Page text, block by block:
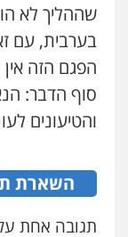
שההליך לא
בערבית, עם
הפגם הזה
סוף הדבר:
והטיעונים
השארת
תגובה אחת על